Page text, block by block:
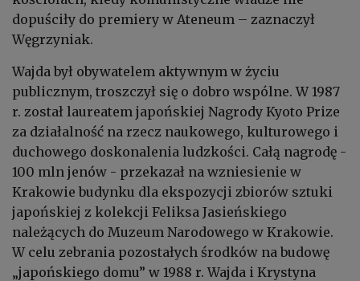
dopuściły do premiery w Ateneum – zaznaczył
Węgrzyniak.
Wajda był obywatelem aktywnym w życiu
publicznym, troszczył się o dobro wspólne. W 1987
r. został laureatem japońskiej Nagrody Kyoto Prize
za działalność na rzecz naukowego, kulturowego i
duchowego doskonalenia ludzkości. Całą nagrodę -
100 mln jenów - przekazał na wzniesienie w
Krakowie budynku dla ekspozycji zbiorów sztuki
japońskiej z kolekcji Feliksa Jasieńskiego
należących do Muzeum Narodowego w Krakowie.
W celu zebrania pozostałych środków na budowę
„japońskiego domu” w 1988 r. Wajda i Krystyna